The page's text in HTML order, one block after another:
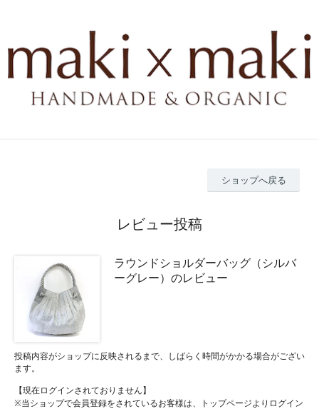
ショップへ戻る
レビュー投稿
ラウンドショルダーバッグ（シルバ
ーグレー）のレビュー
投稿内容がショップに反映されるまで、しばらく時間がかかる場合がござい
ます。
【現在ログインされておりません】
※当ショップで会員登録をされているお客様は、トップページよりログイン